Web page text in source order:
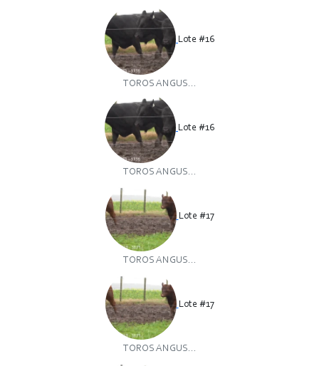
Lote #16
TOROS ANGUS...
Lote #16
TOROS ANGUS...
Lote #17
TOROS ANGUS...
Lote #17
TOROS ANGUS...